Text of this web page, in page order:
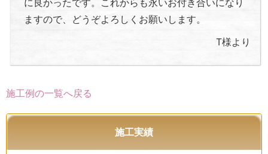
に良かったです。これからも永いお付き合いになり
ますので、どうぞよろしくお願いします。
T様より
施工例の一覧へ戻る
施工実績